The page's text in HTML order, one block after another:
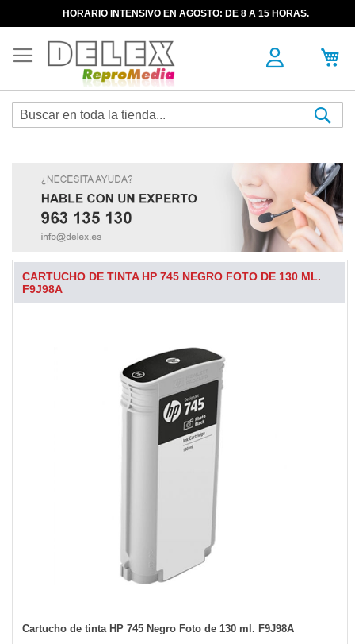
HORARIO INTENSIVO EN AGOSTO: DE 8 A 15 HORAS.
CARTUCHO DE TINTA HP 745 NEGRO FOTO DE 130 ML.
F9J98A
Cartucho de tinta HP 745 Negro Foto de 130 ml. F9J98A
Skip